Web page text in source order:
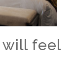
will feel